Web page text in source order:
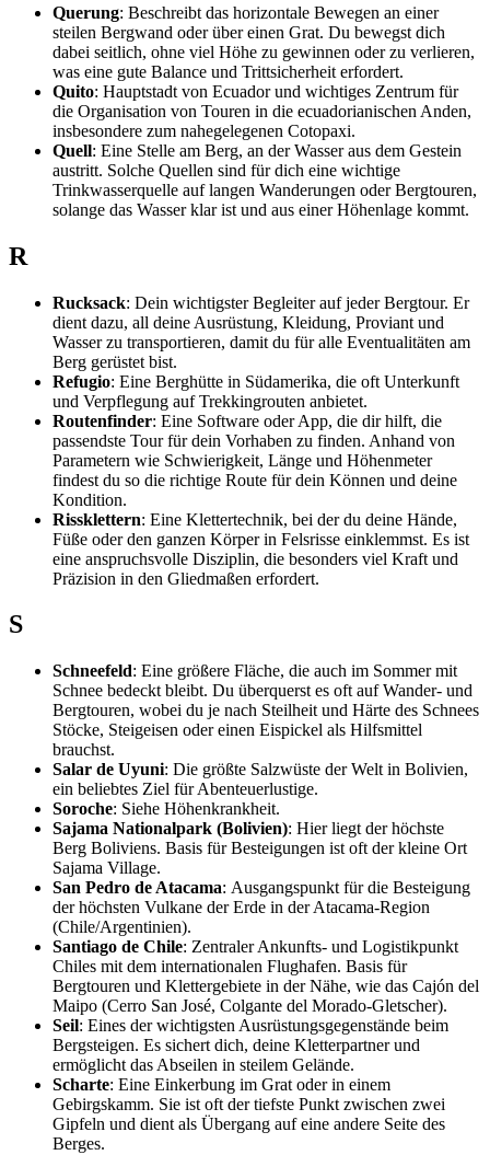
Querung: Beschreibt das horizontale Bewegen an einer
steilen Bergwand oder über einen Grat. Du bewegst dich
dabei seitlich, ohne viel Höhe zu gewinnen oder zu verlieren,
was eine gute Balance und Trittsicherheit erfordert.
Quito: Hauptstadt von Ecuador und wichtiges Zentrum für
die Organisation von Touren in die ecuadorianischen Anden,
insbesondere zum nahegelegenen Cotopaxi.
Quell: Eine Stelle am Berg, an der Wasser aus dem Gestein
austritt. Solche Quellen sind für dich eine wichtige
Trinkwasserquelle auf langen Wanderungen oder Bergtouren,
solange das Wasser klar ist und aus einer Höhenlage kommt.
R
Rucksack: Dein wichtigster Begleiter auf jeder Bergtour. Er
dient dazu, all deine Ausrüstung, Kleidung, Proviant und
Wasser zu transportieren, damit du für alle Eventualitäten am
Berg gerüstet bist.
Refugio: Eine Berghütte in Südamerika, die oft Unterkunft
und Verpflegung auf Trekkingrouten anbietet.
Routenfinder: Eine Software oder App, die dir hilft, die
passendste Tour für dein Vorhaben zu finden. Anhand von
Parametern wie Schwierigkeit, Länge und Höhenmeter
findest du so die richtige Route für dein Können und deine
Kondition.
Rissklettern: Eine Klettertechnik, bei der du deine Hände,
Füße oder den ganzen Körper in Felsrisse einklemmst. Es ist
eine anspruchsvolle Disziplin, die besonders viel Kraft und
Präzision in den Gliedmaßen erfordert.
S
Schneefeld: Eine größere Fläche, die auch im Sommer mit
Schnee bedeckt bleibt. Du überquerst es oft auf Wander- und
Bergtouren, wobei du je nach Steilheit und Härte des Schnees
Stöcke, Steigeisen oder einen Eispickel als Hilfsmittel
brauchst.
Salar de Uyuni: Die größte Salzwüste der Welt in Bolivien,
ein beliebtes Ziel für Abenteuerlustige.
Soroche: Siehe Höhenkrankheit.
Sajama Nationalpark (Bolivien): Hier liegt der höchste
Berg Boliviens. Basis für Besteigungen ist oft der kleine Ort
Sajama Village.
San Pedro de Atacama: Ausgangspunkt für die Besteigung
der höchsten Vulkane der Erde in der Atacama-Region
(Chile/Argentinien).
Santiago de Chile: Zentraler Ankunfts- und Logistikpunkt
Chiles mit dem internationalen Flughafen. Basis für
Bergtouren und Klettergebiete in der Nähe, wie das Cajón del
Maipo (Cerro San José, Colgante del Morado-Gletscher).
Seil: Eines der wichtigsten Ausrüstungsgegenstände beim
Bergsteigen. Es sichert dich, deine Kletterpartner und
ermöglicht das Abseilen in steilem Gelände.
Scharte: Eine Einkerbung im Grat oder in einem
Gebirgskamm. Sie ist oft der tiefste Punkt zwischen zwei
Gipfeln und dient als Übergang auf eine andere Seite des
Berges.